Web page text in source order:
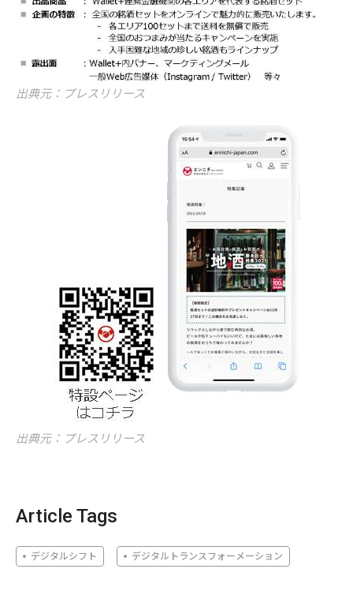
出典元：プレスリリース
出典元：プレスリリース
Article Tags
デジタルシフト デジタルトランスフォーメーション